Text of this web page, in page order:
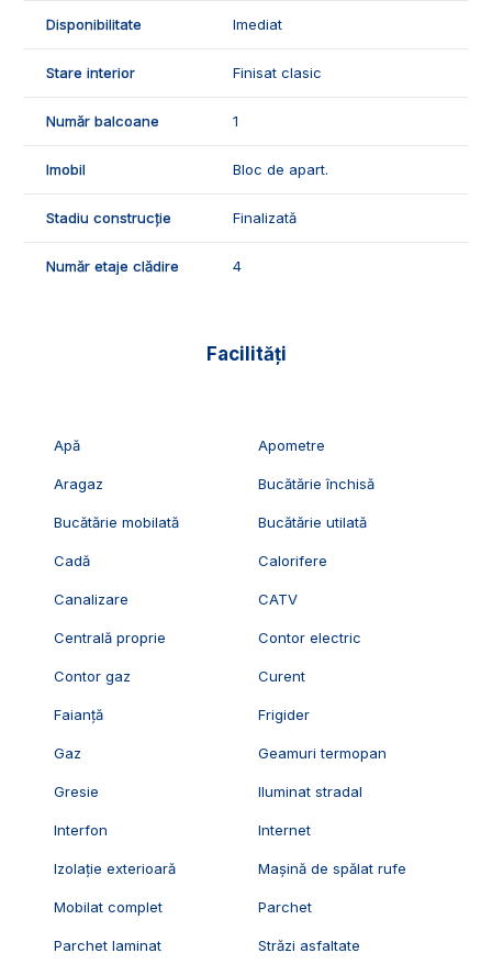
vizionari, va stam cu drag la dispozitie, Echipa Exclusiv
ID Exclusiv - 2231520
Disponibilitate Imediat
Stare interior Finisat clasic
Număr balcoane 1
Imobil Bloc de apart.
Stadiu construcție Finalizată
Număr etaje clădire 4
Facilități
Apă Apometre
Aragaz Bucătărie închisă
Bucătărie mobilată Bucătărie utilată
Cadă Calorifere
Canalizare CATV
Centrală proprie Contor electric
Contor gaz Curent
Faianță Frigider
Gaz Geamuri termopan
Gresie Iluminat stradal
Interfon Internet
Izolație exterioară Mașină de spălat rufe
Mobilat complet Parchet
Parchet laminat Străzi asfaltate